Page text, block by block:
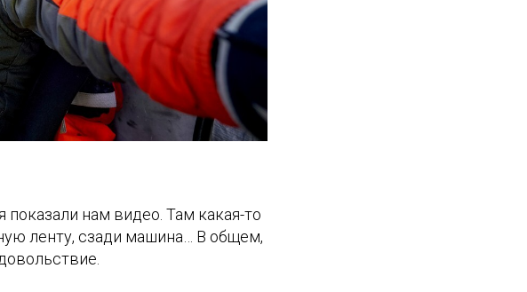
нам видео. Там какая-то
ленту, сзади машина… В общем,